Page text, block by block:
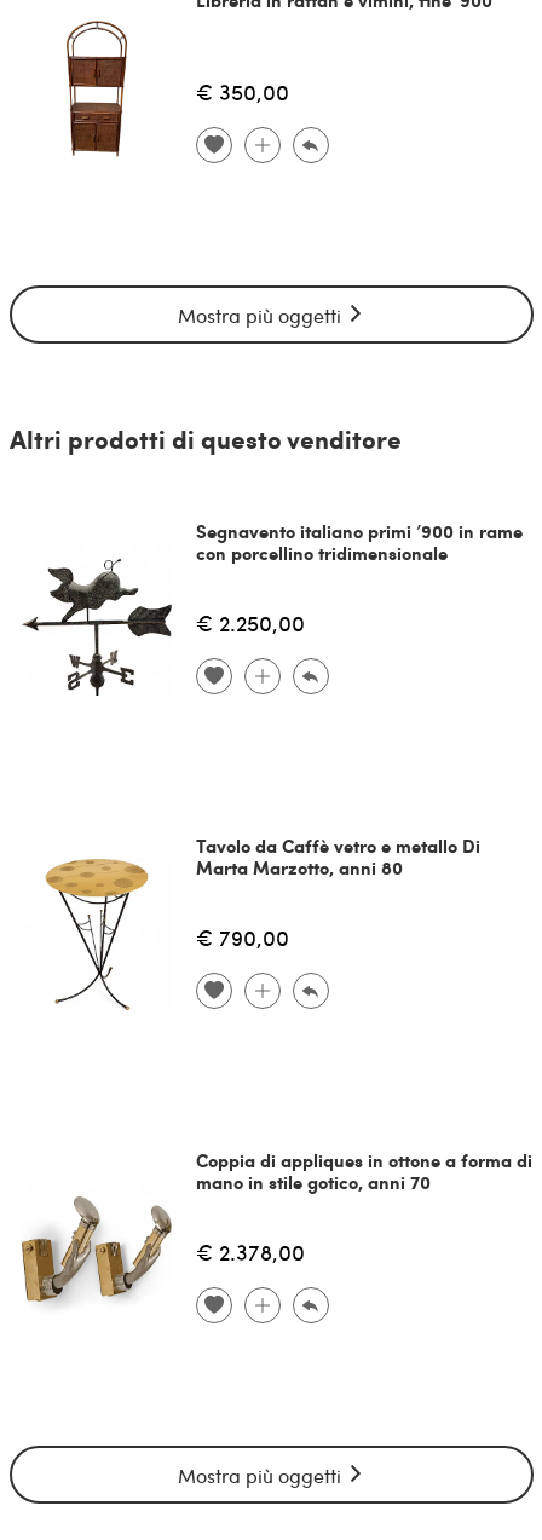
€ 350,00
Mostra più oggetti
Altri prodotti di questo venditore
Segnavento italiano primi ’900 in rame
con porcellino tridimensionale
€ 2.250,00
Tavolo da Caffè vetro e metallo Di
Marta Marzotto, anni 80
€ 790,00
Coppia di appliques in ottone a forma di
mano in stile gotico, anni 70
€ 2.378,00
Mostra più oggetti